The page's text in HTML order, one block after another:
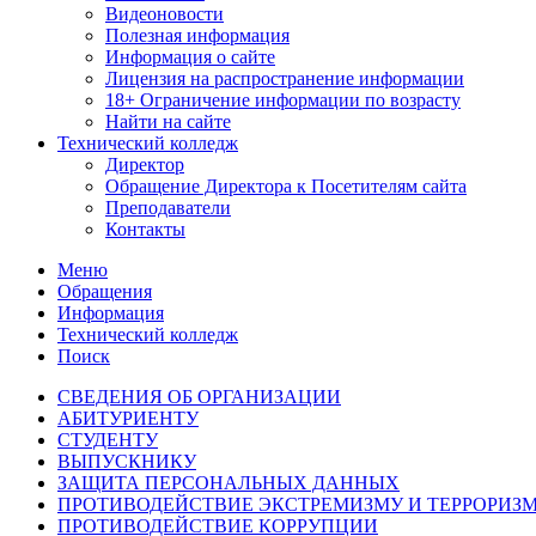
Видеоновости
Полезная информация
Информация о сайте
Лицензия на распространение информации
18+ Ограничение информации по возрасту
Найти на сайте
Технический колледж
Директор
Обращение Директора к Посетителям сайта
Преподаватели
Контакты
Меню
Обращения
Информация
Технический колледж
Поиск
СВЕДЕНИЯ ОБ ОРГАНИЗАЦИИ
АБИТУРИЕНТУ
СТУДЕНТУ
ВЫПУСКНИКУ
ЗАЩИТА ПЕРСОНАЛЬНЫХ ДАННЫХ
ПРОТИВОДЕЙСТВИЕ ЭКСТРЕМИЗМУ И
ПРОТИВОДЕЙСТВИЕ КОРРУПЦИИ